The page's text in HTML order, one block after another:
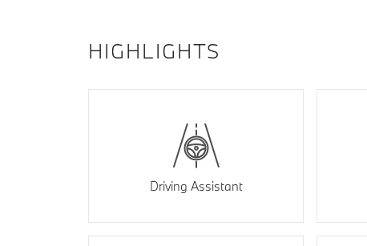
HIGHLIGHTS
Driving Assistant